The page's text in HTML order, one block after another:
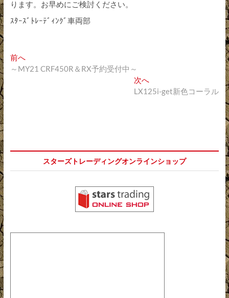
ります。お早めにご検討ください。
ｽﾀｰｽﾞﾄﾚｰﾃﾞｨﾝｸﾞ車両部
投
稿
シ
ョ
前へ過
去
～MY21 CRF450R＆RX予約受付中～
次へ
の
LX125i-get新色コーラル
スターズトレーディングオンラインショップ